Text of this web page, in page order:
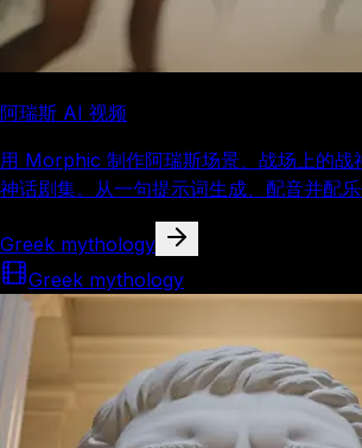
阿瑞斯 AI 视频
用 Morphic 制作阿瑞斯场景、战场上的战
神话剧集。从一句提示词生成、配音并配乐
Greek mythology
Greek mythology